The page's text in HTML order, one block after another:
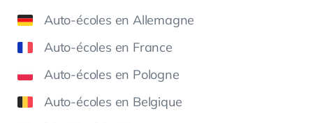
Auto-écoles en Allemagne
Auto-écoles en France
Auto-écoles en Pologne
Auto-écoles en Belgique